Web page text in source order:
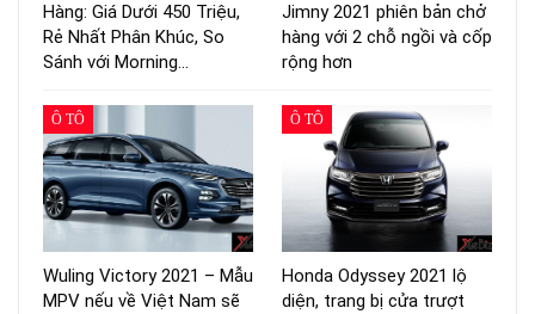
Hàng: Giá Dưới 450 Triệu,
Rẻ Nhất Phân Khúc, So
Sánh với Morning…
Jimny 2021 phiên bản chở
hàng với 2 chỗ ngồi và cốp
rộng hơn
Ô TÔ
Wuling Victory 2021 – Mẫu
MPV nếu về Việt Nam sẽ
Ô TÔ
Honda Odyssey 2021 lộ
diện, trang bị cửa trượt